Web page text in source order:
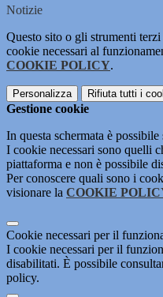
Notizie
Questo sito o gli strumenti
cookie necessari al
COOKIE POLICY.
Personalizza Rifiuta tutti i
Gestione cookie
In questa schermata è
I cookie necessari sono quelli
piattaforma e non è possibile
Per conoscere quali sono i
visionare la COOKIE
Cookie necessari per il
I cookie necessari per il
disabilitati. È possibile
policy.